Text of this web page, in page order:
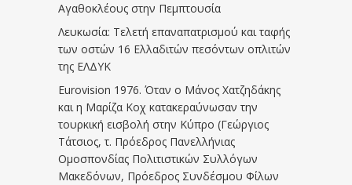
Αγαθοκλέους στην Πεμπτουσία
Λευκωσία: Τελετή επαναπατρισμού και ταφής
των οστών 16 Ελλαδιτών πεσόντων οπλιτών
της ΕΛΔΥΚ
Eurovision 1976. Όταν ο Μάνος Χατζηδάκης
και η Μαρίζα Κοχ κατακεραύνωσαν την
τουρκική εισβολή στην Κύπρο (Γεώργιος
Τάτσιος, τ. Πρόεδρος Πανελλήνιας
Ομοσπονδίας Πολιτιστικών Συλλόγων
Μακεδόνων, Πρόεδρος Συνδέσμου Φίλων